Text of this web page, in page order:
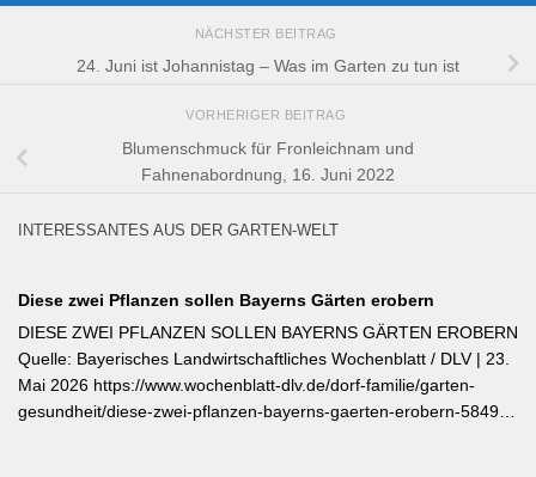
NÄCHSTER BEITRAG
24. Juni ist Johannistag – Was im Garten zu tun ist
VORHERIGER BEITRAG
Blumenschmuck für Fronleichnam und
Fahnenabordnung, 16. Juni 2022
INTERESSANTES AUS DER GARTEN-WELT
Diese zwei Pflanzen sollen Bayerns Gärten erobern
DIESE ZWEI PFLANZEN SOLLEN BAYERNS GÄRTEN EROBERN
Quelle: Bayerisches Landwirtschaftliches Wochenblatt / DLV | 23.
Mai 2026 https://www.wochenblatt-dlv.de/dorf-familie/garten-
gesundheit/diese-zwei-pflanzen-bayerns-gaerten-erobern-584991